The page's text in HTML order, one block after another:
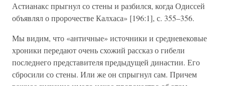
Астианакс прыгнул со стены и разбился, когда Одиссей
объявлял о пророчестве Калхаса» [196:1], с. 355–356.
Мы видим, что «античные» источники и средневековые
хроники передают очень схожий рассказ о гибели
последнего представителя предыдущей династии. Его
сбросили со стены. Или же он спрыгнул сам. Причем